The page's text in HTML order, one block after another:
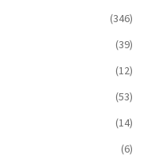
(346)
(39)
(12)
(53)
(14)
(6)